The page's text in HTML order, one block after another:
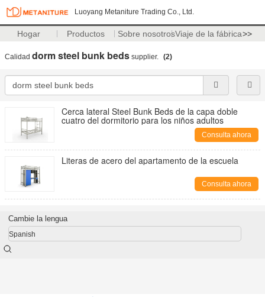
Luoyang Metaniture Trading Co., Ltd.
Hogar Productos Sobre nosotrosViaje de la fábrica>>
Calidad dorm steel bunk beds supplier. (2)
Cerca lateral Steel Bunk Beds de la capa doble
cuatro del dormitorio para los niños adultos
Consulta ahora
Literas de acero del apartamento de la escuela
Consulta ahora
Cambie la lengua
Spanish